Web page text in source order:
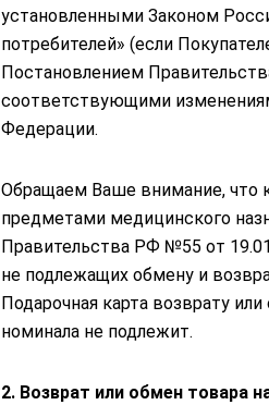
установленными Законом
потребителей» (если
Постановлением
соответствующими
Федерации.
Обращаем Ваше внимание, что
предметами медицинского
Правительства РФ №55 от
не подлежащих обмену и
Подарочная карта возврату
номинала не подлежит.
2. Возврат или обмен товара